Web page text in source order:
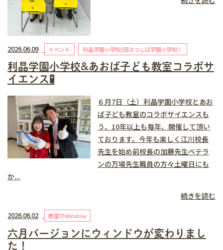
2026.06.09 イベント 利晶学園小学校(旧はつしば学園小学校）
利晶学園小学校&あおば子ども教室コラボサ
イエンス🧪
６月7日（土）利晶学園小学校とあお
ば子ども教室のコラボサイエンスも
う、10年以上も毎年、開催して頂い
ております。今年も楽しく江川校長
先生を始め前校長の加藤先生ベテラ
ンの万場先生職員の方々土曜日にも
か...
続きを読む
2026.06.02 教室のWindow
六月バージョンにウィンドウが変わりまし
た！